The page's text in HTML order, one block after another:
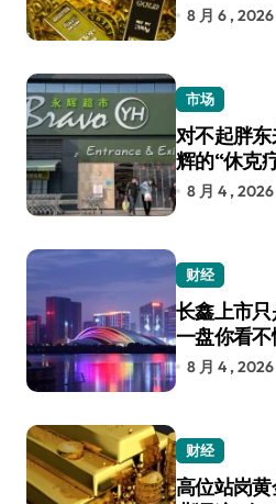
8 月 6 , 2026
市场
对不起胖
辉的“休克
8 月 4 , 2026
财经
长鑫上市
一盘你看
8 月 4 , 2026
财经
高位站岗